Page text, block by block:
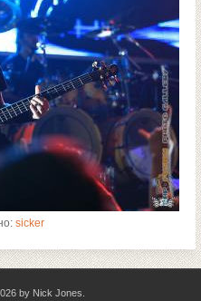
sicker
by Nick Jones.